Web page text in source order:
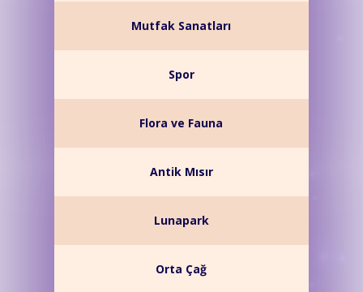
Mutfak Sanatları
Spor
Flora ve Fauna
Antik Mısır
Lunapark
Orta Çağ